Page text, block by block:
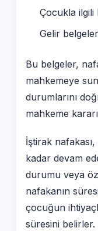
Çocukla ilgili
Gelir
Bu belgeler,
mahkemeye
durumlarını
mahkeme
İştirak
kadar devam
durumu veya
nafakanın
çocuğun
süresini belirler.